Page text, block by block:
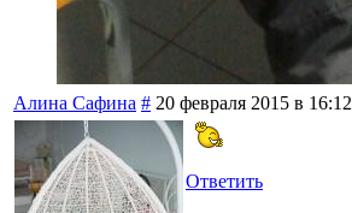
Алина Сафина # 20 февраля 2015 в 16:12
Ответить